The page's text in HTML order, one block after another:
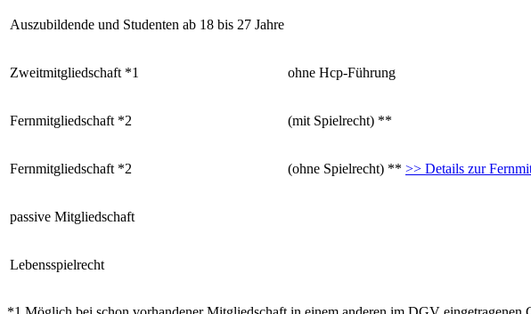
Auszubildende und Studenten ab 18 bis 27 Jahre
Zweitmitgliedschaft *1 ohne Hcp-Führung
Fernmitgliedschaft *2 (mit Spielrecht) **
Fernmitgliedschaft *2 (ohne Spielrecht) ** >> Details zur
passive Mitgliedschaft
Lebensspielrecht